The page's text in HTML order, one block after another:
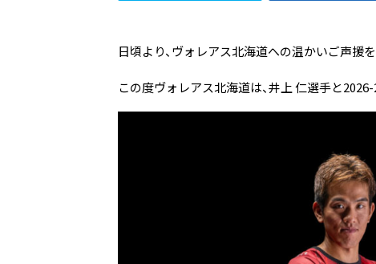
日頃より、ヴォレアス北海道への温かいご声援
この度ヴォレアス北海道は、井上 仁選手と